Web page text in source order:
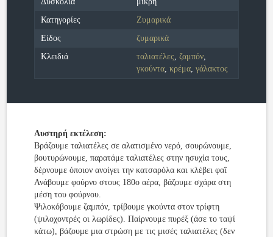
Κατηγορίες
Ζυμαρικά
Είδος
ζυμαρικά
Κλειδιά
ταλιατέλες, ζαμπόν,
γκούντα, κρέμα, γάλακτος
Αυστηρή εκτέλεση:
Βράζουμε ταλιατέλες σε αλατισμένο νερό, σουρώνουμε,
βουτυρώνουμε, παρατάμε ταλιατέλες στην ησυχία τους,
δέρνουμε όποιον ανοίγει την κατσαρόλα και κλέβει φαΐ
Ανάβουμε φούρνο στους 180ο αέρα, βάζουμε σχάρα στη
μέση του φούρνου.
Ψιλοκόβουμε ζαμπόν, τρίβουμε γκούντα στον τρίφτη
(ψιλοχοντρές οι λωρίδες). Παίρνουμε πυρέξ (άσε το ταψί
κάτω), βάζουμε μια στρώση με τις μισές ταλιατέλες (δεν